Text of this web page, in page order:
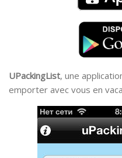
UPackingList, une
emporter avec vous en